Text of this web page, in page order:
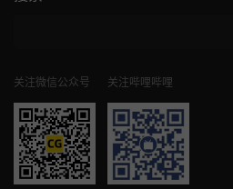
关注微信公众号 关注哔哩哔哩